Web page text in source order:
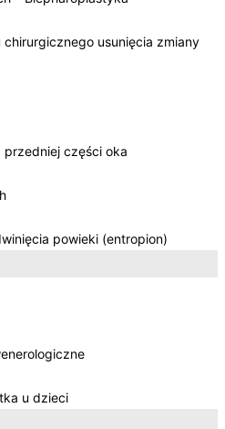
usunięcia zmiany
przedniej części oka
powieki (entropion)
u dzieci